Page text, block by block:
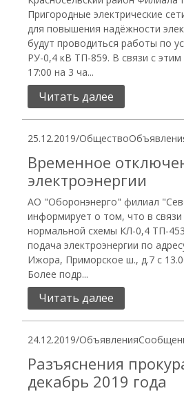
Пригородные электрические
для повышения надёжности
будут проводиться работы по
РУ-0,4 кВ ТП-859. В связи с этим
17:00 на 3 ча...
Читать далее
25.12.2019/Общество
Временное
электроэнергии
АО "Оборонэнерго" филиал
информирует о том, что в
нормальной схемы КЛ-0,4 ТП-
подача электроэнергии по
Ижора, Приморское ш., д.7 с
Более подр...
Читать далее
24.12.2019/Объявления
Разъяснения
декабрь 2019 года